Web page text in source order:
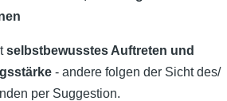
selbstbewusstes Auftreten und
- andere folgen der Sicht des/
per Suggestion.